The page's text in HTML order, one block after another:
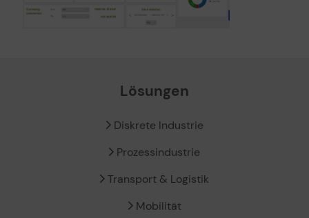
Lösungen
Diskrete Industrie
Prozessindustrie
Transport & Logistik
Mobilität